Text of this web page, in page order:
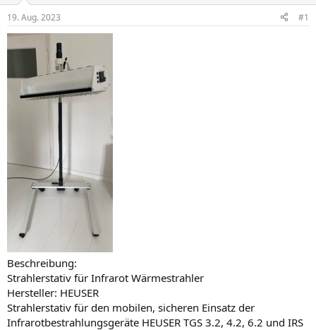
e
r
t
a
19. Aug. 2023 #1
Beschreibung:
Strahlerstativ für Infrarot Wärmestrahler
Hersteller: HEUSER
Strahlerstativ für den mobilen, sicheren Einsatz der
Infrarotbestrahlungsgeräte HEUSER TGS 3.2, 4.2, 6.2 und IRS